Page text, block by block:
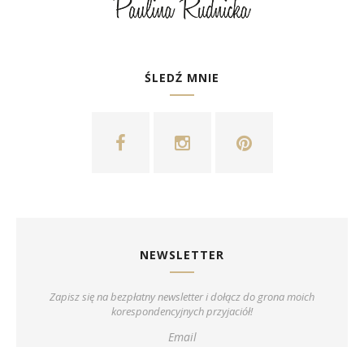
ŚLEDŹ MNIE
NEWSLETTER
Zapisz się na bezpłatny newsletter i dołącz do grona moich
korespondencyjnych przyjaciół!
Email